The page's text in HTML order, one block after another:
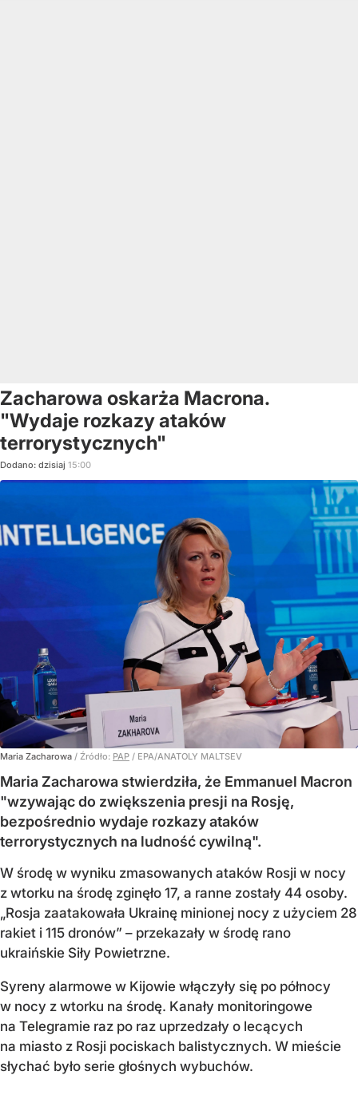
Zacharowa oskarża Macrona.
"Wydaje rozkazy ataków
terrorystycznych"
Dodano: dzisiaj 15:00
Maria Zacharowa / Źródło: PAP / EPA/ANATOLY MALTSEV
Maria Zacharowa stwierdziła, że Emmanuel Macron
"wzywając do zwiększenia presji na Rosję,
bezpośrednio wydaje rozkazy ataków
terrorystycznych na ludność cywilną".
W środę w wyniku zmasowanych ataków Rosji w nocy
z wtorku na środę zginęło 17, a ranne zostały 44 osoby.
„Rosja zaatakowała Ukrainę minionej nocy z użyciem 28
rakiet i 115 dronów” – przekazały w środę rano
ukraińskie Siły Powietrzne.
Syreny alarmowe w Kijowie włączyły się po północy
w nocy z wtorku na środę. Kanały monitoringowe
na Telegramie raz po raz uprzedzały o lecących
na miasto z Rosji pociskach balistycznych. W mieście
słychać było serie głośnych wybuchów.